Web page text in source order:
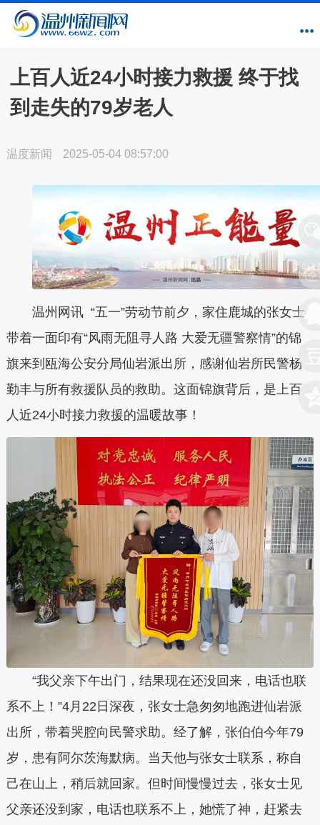
上百人近24小时接力救援 终于找
到走失的79岁老人
温度新闻 2025-05-04 08:57:00
温州网讯 “五一”劳动节前夕，家住鹿城的张女士
带着一面印有“风雨无阻寻人路 大爱无疆警察情”的锦
旗来到瓯海公安分局仙岩派出所，感谢仙岩所民警杨
勤丰与所有救援队员的救助。这面锦旗背后，是上百
人近24小时接力救援的温暖故事！
“我父亲下午出门，结果现在还没回来，电话也联
系不上！”4月22日深夜，张女士急匆匆地跑进仙岩派
出所，带着哭腔向民警求助。经了解，张伯伯今年79
岁，患有阿尔茨海默病。当天他与张女士联系，称自
己在山上，稍后就回家。但时间慢慢过去，张女士见
父亲还没到家，电话也联系不上，她慌了神，赶紧去